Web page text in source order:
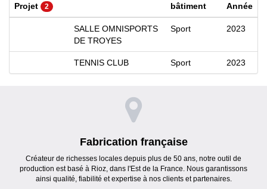
Projet 2
bâtiment
Année
SALLE OMNISPORTS
DE TROYES
Sport 2023
TENNIS CLUB Sport 2023
Fabrication française
Créateur de richesses locales depuis plus de 50 ans, notre outil de
production est basé à Rioz, dans l'Est de la France. Nous garantissons
ainsi qualité, fiabilité et expertise à nos clients et partenaires.